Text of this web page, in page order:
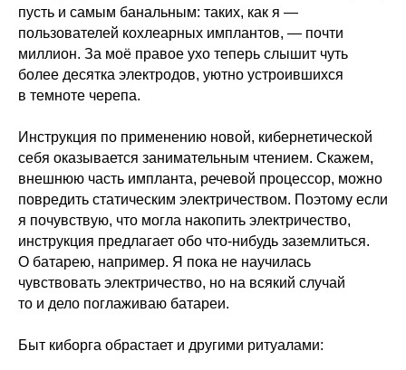
пусть и самым банальным: таких, как я —
пользователей кохлеарных имплантов, — почти
миллион. За моё правое ухо теперь слышит чуть
более десятка электродов, уютно устроившихся
в темноте черепа.
Инструкция по применению новой, кибернетической
себя оказывается занимательным чтением. Скажем,
внешнюю часть импланта, речевой процессор, можно
повредить статическим электричеством. Поэтому если
я почувствую, что могла накопить электричество,
инструкция предлагает обо что-нибудь заземлиться.
О батарею, например. Я пока не научилась
чувствовать электричество, но на всякий случай
то и дело поглаживаю батареи.
Быт киборга обрастает и другими ритуалами: